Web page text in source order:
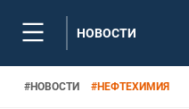
НОВОСТИ
#НОВОСТИ #НЕФТЕХИМИЯ